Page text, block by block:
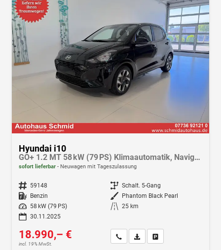
Hyundai i10
GO+ 1.2 MT 58 kW (79 PS) Klimaautomatik, Navigationssystem, Apple CarPlay & Android Auto, Sitzheizung, Lenkradheizung, Einparkhilfe hinten, Rückfahrkamera, Privacy Glass, 15" Leichtmetallfelgen, uvm.
sofort lieferbar Neuwagen mit Tageszulassung
Fahrzeugnr. 59148 Getriebe Schalt. 5-Gang
Kraftstoff Benzin Außenfarbe Phantom Black Pearl
Leistung
58 kW (79 PS) Kilometerstand 25 km
30.11.2025
18.990,– €
incl. 19% MwSt.
Wir rufen Sie anFahrzeugexposé (PDF)